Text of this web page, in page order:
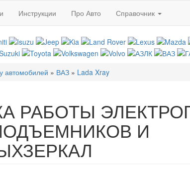
Инструкции Про Авто Справочник
автомобилей » ВАЗ » Lada Xray
РАБОТЫ
И